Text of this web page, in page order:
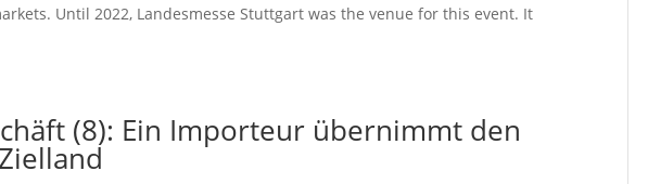
Until 2022, Landesmesse Stuttgart was the venue for this event. It
(8): Ein Importeur übernimmt den